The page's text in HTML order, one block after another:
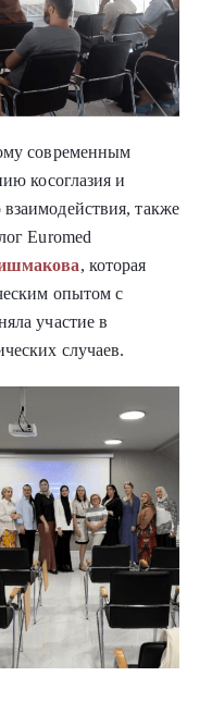
современным
косоглазия и
также
Euromed
, которая
опытом с
участие в
случаев.